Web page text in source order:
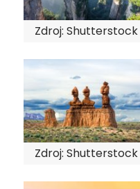
Zdroj: Shutterstock
Zdroj: Shutterstock